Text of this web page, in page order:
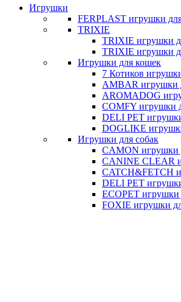
Игрушки
FERPLAST игрушки
TRIXIE
TRIXIE игрушки
TRIXIE игрушки
Игрушки для кошек
7 Котиков
AMBAR игрушки
AROMADOG
COMFY игрушки
DELI PET
DOGLIKE
Игрушки для собак
CAMON игрушки
CANINE CLEAR
CATCH&FETCH
DELI PET
ECOPET игрушки
FOXIE игрушки